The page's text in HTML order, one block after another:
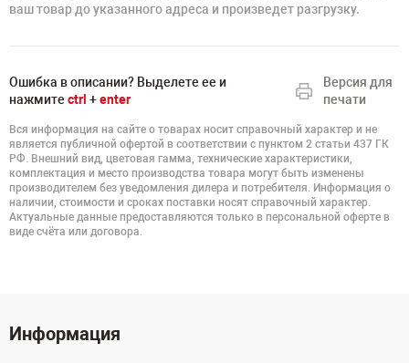
ваш товар до указанного адреса и произведет разгрузку.
Ошибка в описании? Выделете ее и
нажмите ctrl +enter
Версия для
печати
Вся информация на сайте о товарах носит справочный характер и не
является публичной офертой в соответствии с пунктом 2 статьи 437 ГК
РФ. Внешний вид, цветовая гамма, технические характеристики,
комплектация и место производства товара могут быть изменены
производителем без уведомления дилера и потребителя. Информация о
наличии, стоимости и сроках поставки носят справочный характер.
Актуальные данные предоставляются только в персональной оферте в
виде счёта или договора.
Информация